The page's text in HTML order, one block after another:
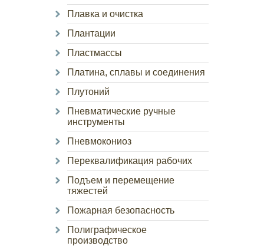
Плавка и очистка
Плантации
Пластмассы
Платина, сплавы и соединения
Плутоний
Пневматические ручные
инструменты
Пневмокониоз
Переквалификация рабочих
Подъем и перемещение
тяжестей
Пожарная безопасность
Полиграфическое
производство